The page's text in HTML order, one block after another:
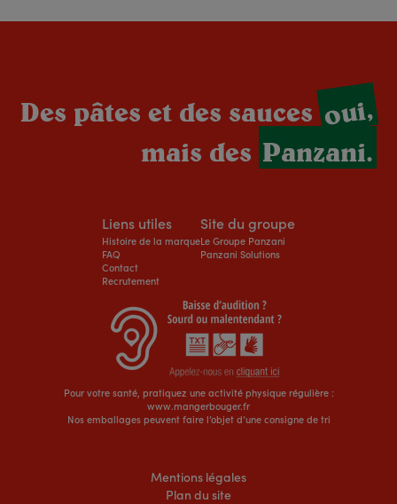
Des pâtes et des saucesoui,
mais des Panzani.
Liens utiles
Histoire de la marque
FAQ
Contact
Recrutement
Site du groupe
Le Groupe Panzani
Panzani Solutions
Pour votre santé, pratiquez une activité physique régulière :
www.mangerbouger.fr
Nos emballages peuvent faire l’objet d’une consigne de tri
Mentions légales
Plan du site